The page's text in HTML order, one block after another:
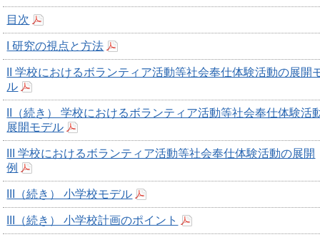
目次
I 研究の視点と方法
II 学校におけるボランティア活動等社会奉仕体験活動の展開
ル
II（続き） 学校におけるボランティア活動等社会奉仕体験活
展開モデル
III 学校におけるボランティア活動等社会奉仕体験活動の展開
例
III（続き） 小学校モデル
III（続き） 小学校計画のポイント